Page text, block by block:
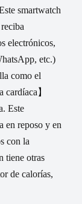
smartwatch
electrónicos,
etc.)
como el
】
Este
en reposo y en
con la
tiene otras
de calorías,